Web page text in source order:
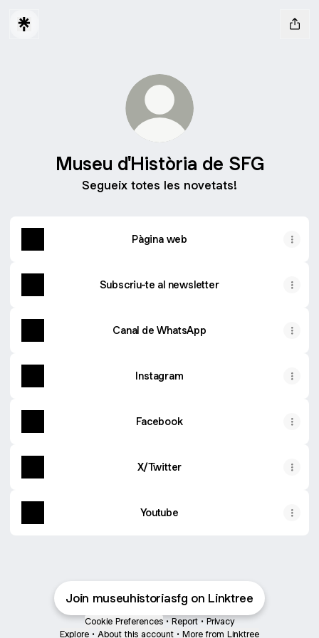
Museu d'Història de SFG
Segueix totes les novetats!
Pàgina web
Subscriu-te al newsletter
Canal de WhatsApp
Instagram
Facebook
X/Twitter
Youtube
Join museuhistoriasfg on Linktree
Cookie Preferences • Report • Privacy
Explore • About this account • More from Linktree